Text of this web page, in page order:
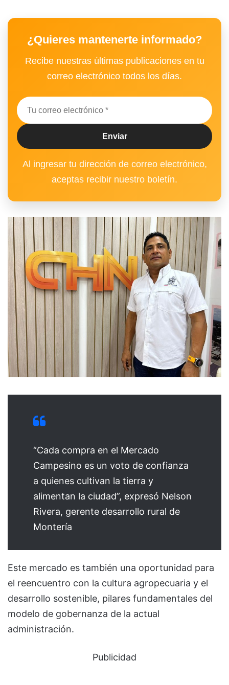
¿Quieres mantenerte informado?
Recibe nuestras últimas publicaciones en tu
correo electrónico todos los días.
Al ingresar tu dirección de correo electrónico,
aceptas recibir nuestro boletín.
“Cada compra en el Mercado
Campesino es un voto de confianza
a quienes cultivan la tierra y
alimentan la ciudad”, expresó Nelson
Rivera, gerente desarrollo rural de
Montería
Este mercado es también una oportunidad para
el reencuentro con la cultura agropecuaria y el
desarrollo sostenible, pilares fundamentales del
modelo de gobernanza de la actual
administración.
Publicidad